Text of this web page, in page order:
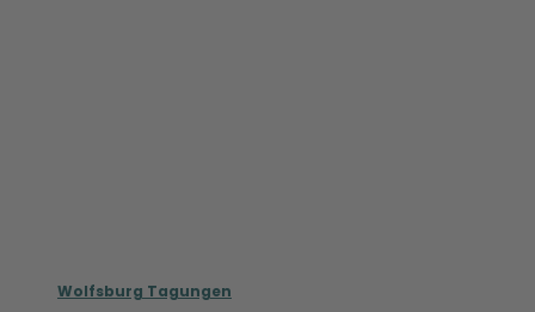
Wolfsburg Tagungen